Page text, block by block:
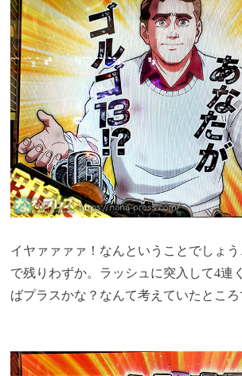
イヤァァァァ！なんということでしょ
で残りわずか。ラッシュに突入して4連
ばプラスかな？なんて考えていたとこ